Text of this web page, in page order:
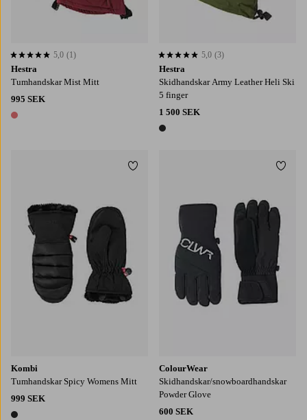
Hestra
Tumhandskar Mist Mitt
995 SEK
1 färg
5,0 baserat på 1 st betyg
5,0 (1)
Hestra
Skidhandskar Army Leather Heli Ski
5 finger
1 500 SEK
1 färg
5,0 baserat på 3 st betyg
5,0 (3)
Kombi
Tumhandskar Spicy Womens Mitt
999 SEK
Lägg till i favoriter
ColourWear
Skidhandskar/snowboardhandskar
Powder Glove
600 SEK